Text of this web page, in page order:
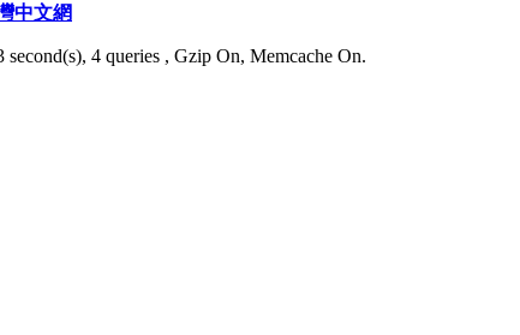
中文網
second(s), 4 queries , Gzip On, Memcache On.